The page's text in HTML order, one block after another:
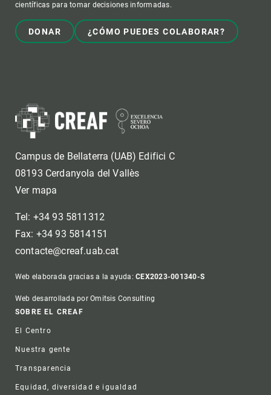
científicas para tomar decisiones informadas.
DONAR ¿CÓMO PUEDES COLABORAR?
Campus de Bellaterra (UAB) Edifici C
08193 Cerdanyola del Vallès
Ver mapa
Tel: +34 93 5811312
Fax: +34 93 5814151
contacte@creaf.uab.cat
Web elaborada gracias a la ayuda:CEX2023-001340-S
Web desarrollada por Omitsis Consulting
Footer
SOBRE EL CREAF
El Centro
Nuestra gente
Transparencia
Equidad, diversidad e igualdad